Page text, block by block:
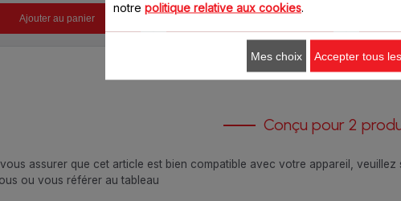
Ajouter au panier
Conçu pour 2
assurer que cet article est bien compatible avec votre appareil,
ou vous référer au tableau
notre politique relative aux cookies.
Mes choix Accepter tous